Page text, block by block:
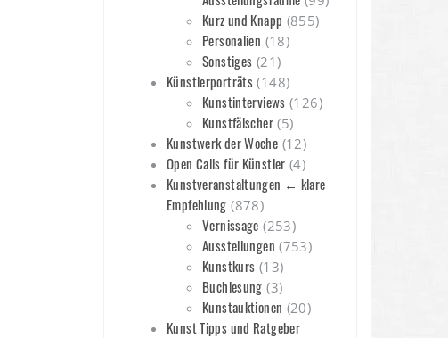
Kurz und Knapp (855)
Personalien (18)
Sonstiges (21)
Künstlerporträts (148)
Kunstinterviews (126)
Kunstfälscher(5)
Kunstwerk der Woche (12)
Open Calls für Künstler (4)
Kunstveranstaltungen ← klare
Empfehlung (878)
Vernissage (253)
Ausstellungen (753)
Kunstkurs (13)
Buchlesung (3)
Kunstauktionen (20)
Kunst Tipps und Ratgeber